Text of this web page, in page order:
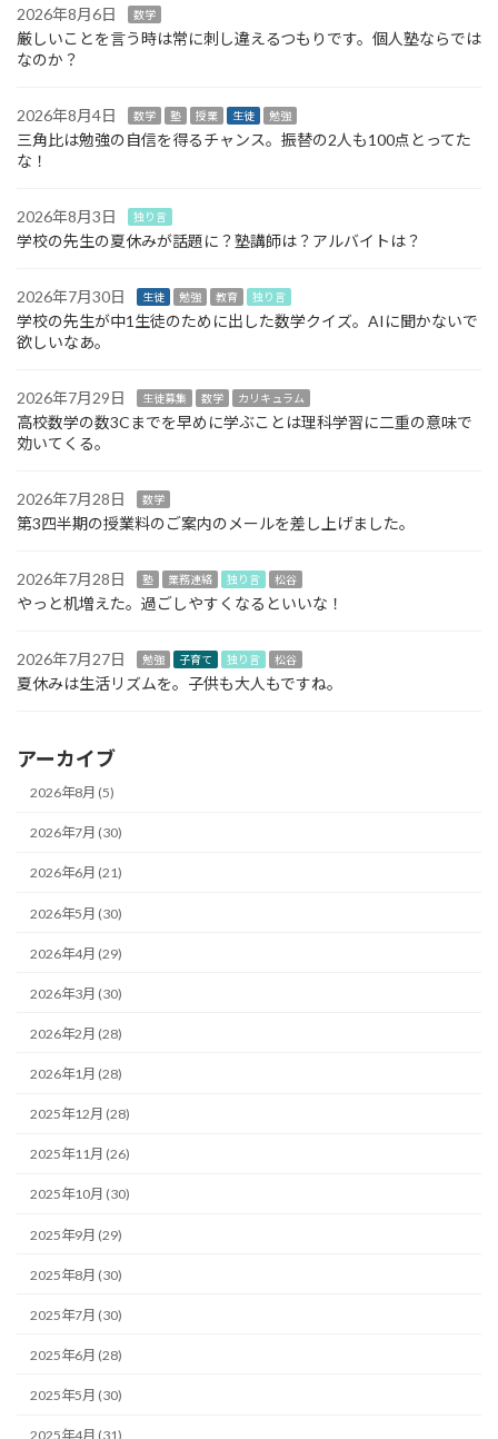
2026年8月6日 数学
厳しいことを言う時は常に刺し違えるつもりです。個人塾ならでは
なのか？
2026年8月4日 数学 塾 授業 生徒 勉強
三角比は勉強の自信を得るチャンス。振替の2人も100点とってた
な！
2026年8月3日 独り言
学校の先生の夏休みが話題に？塾講師は？アルバイトは？
2026年7月30日 生徒 勉強 教育 独り言
学校の先生が中1生徒のために出した数学クイズ。AIに聞かないで
欲しいなあ。
2026年7月29日 生徒募集 数学 カリキュラム
高校数学の数3Cまでを早めに学ぶことは理科学習に二重の意味で
効いてくる。
2026年7月28日 数学
第3四半期の授業料のご案内のメールを差し上げました。
2026年7月28日 塾 業務連絡 独り言 松谷
やっと机増えた。過ごしやすくなるといいな！
2026年7月27日 勉強 子育て 独り言 松谷
夏休みは生活リズムを。子供も大人もですね。
アーカイブ
2026年8月 (5)
2026年7月 (30)
2026年6月 (21)
2026年5月 (30)
2026年4月 (29)
2026年3月 (30)
2026年2月 (28)
2026年1月 (28)
2025年12月 (28)
2025年11月 (26)
2025年10月 (30)
2025年9月 (29)
2025年8月 (30)
2025年7月 (30)
2025年6月 (28)
2025年5月 (30)
2025年4月 (31)